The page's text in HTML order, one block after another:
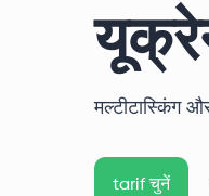
मल्टीटास्किंग
tarif चुनें